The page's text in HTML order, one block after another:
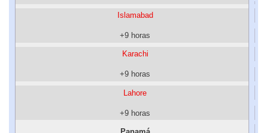
Islamabad
+9 horas
Karachi
+9 horas
Lahore
+9 horas